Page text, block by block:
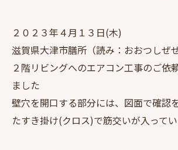
２０２３年４月１３日(木)
滋賀県大津市膳所（読み：おおつしぜ
２階リビングへのエアコン工事のご依
ました
壁穴を開口する部分には、図面で確認
たすき掛け(クロス)で筋交いが入ってい